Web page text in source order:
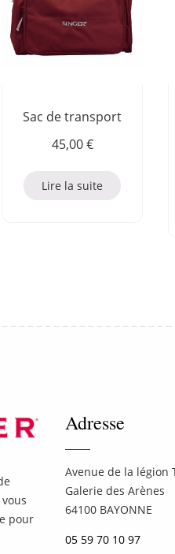
Sac de transport
45,00€
Lire la suite
pour
Adresse
Avenue de la légion
Galerie des Arènes
64100 BAYONNE
05 59 70 10 97